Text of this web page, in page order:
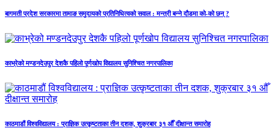
बागमती प्रदेश सरकारमा तामाङ समुदायको प्रतिनिधित्वको सवाल : मन्त्री बन्ने दौडमा को‐को छन् ?
काभ्रेको मण्डनदेउपुर देशकै पहिलो पूर्णखोप विद्यालय सुनिश्चित नगरपालिका
काठमाडौं विश्वविद्यालय : प्राज्ञिक उत्कृष्टताका तीन दशक, शुक्रबार ३१ औँ दीक्षान्त समारोह